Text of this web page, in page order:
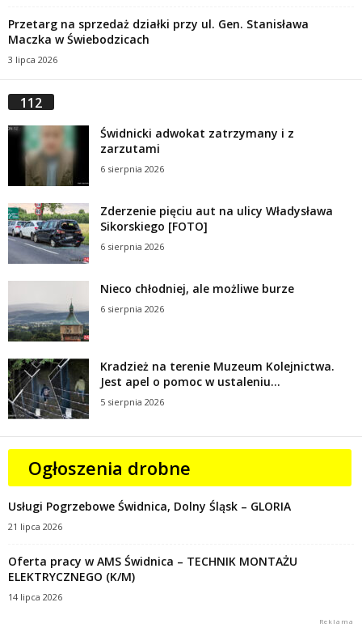
Przetarg na sprzedaż działki przy ul. Gen. Stanisława
Maczka w Świebodzicach
3 lipca 2026
112
Świdnicki adwokat zatrzymany i z
zarzutami
6 sierpnia 2026
Zderzenie pięciu aut na ulicy Władysława
Sikorskiego [FOTO]
6 sierpnia 2026
Nieco chłodniej, ale możliwe burze
6 sierpnia 2026
Kradzież na terenie Muzeum Kolejnictwa.
Jest apel o pomoc w ustaleniu...
5 sierpnia 2026
Ogłoszenia drobne
Usługi Pogrzebowe Świdnica, Dolny Śląsk – GLORIA
21 lipca 2026
Oferta pracy w AMS Świdnica – TECHNIK MONTAŻU
ELEKTRYCZNEGO (K/M)
14 lipca 2026